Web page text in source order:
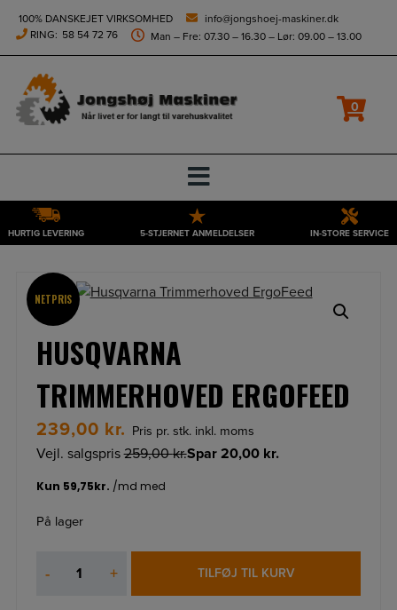
height="0" width="0" style="display:none;visibility:hidden">
Hop
indholdet
100% DANSKEJET VIRKSOMHED
info@jongshoej-maskiner.dk
RING: 58 54 72 76 Man – Fre: 07.30 – 16.30 – Lør: 09.00 – 13.00
0
HURTIG LEVERING 5-STJERNET ANMELDELSER IN-STORE SERVICE
NETPRIS
HUSQVARNA
TRIMMERHOVED ERGOFEED
239,00 kr. Pris pr. stk. inkl. moms
Vejl. salgspris259,00kr.Spar 20,00 kr.
På lager
-
Trimmerhoved
+ TILFØJ TIL KURV